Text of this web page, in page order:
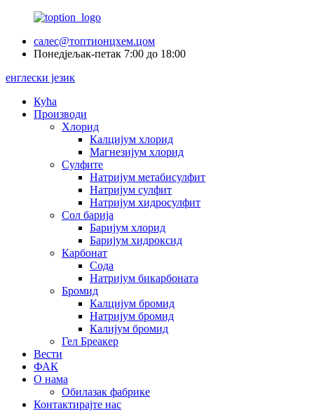
салес@топтионцхем.цом
Понедјељак-петак 7:00 до 18:00
енглески језик
Кућа
Производи
Хлорид
Калцијум хлорид
Магнезијум хлорид
Сулфите
Натријум метабисулфит
Натријум сулфит
Натријум хидросулфит
Сол барија
Баријум хлорид
Баријум хидроксид
Карбонат
Сода
Натријум бикарбоната
Бромид
Калцијум бромид
Натријум бромид
Калијум бромид
Гел Бреакер
Вести
ФАК
О нама
Обилазак фабрике
Контактирајте нас